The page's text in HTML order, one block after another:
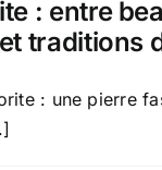
: entre
traditions
: une pierre